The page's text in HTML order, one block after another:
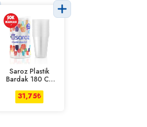
Saroz Plastik
Bardak 180 Cc
31,75₺